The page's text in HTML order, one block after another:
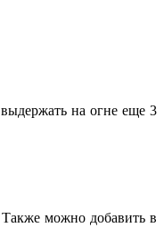
на огне еще 3
можно добавить в